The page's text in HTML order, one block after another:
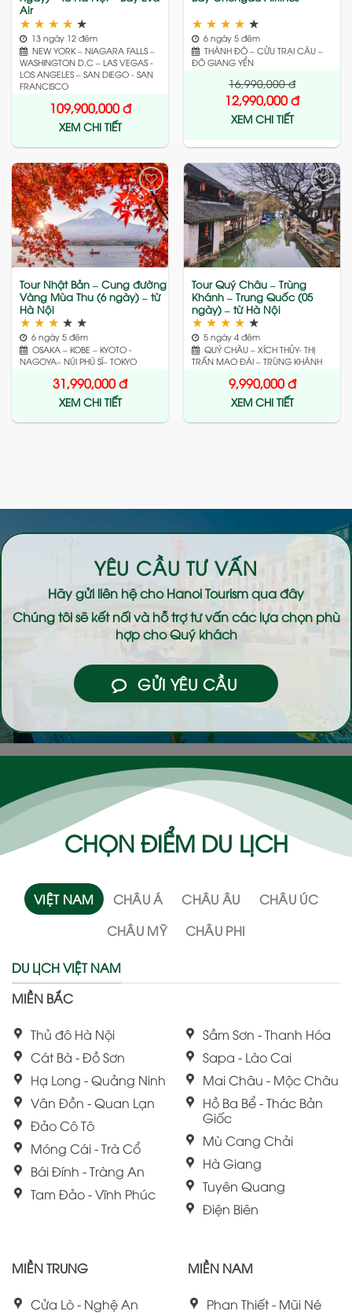
Air
★ ★ ★ ★ ★
13 ngày 12 đêm
NEW YORK – NIAGARA FALLS –
WASHINGTON D.C – LAS VEGAS -
LOS ANGELES – SAN DIEGO - SAN
FRANCISCO
109,900,000đ
XEM CHI TIẾT
★ ★ ★ ★ ★
6 ngày 5 đêm
THÀNH ĐÔ – CỬU TRẠI CÂU –
ĐÔ GIANG YỂN
16,990,000đ
12,990,000đ
XEM CHI TIẾT
Add
to
wishlist
Tour Nhật Bản – Cung đường
Vàng Mùa Thu (6 ngày) – từ
Hà Nội
★ ★ ★ ★ ★
6 ngày 5 đêm
OSAKA – KOBE – KYOTO -
NAGOYA– NÚI PHÚ SĨ– TOKYO
31,990,000đ
XEM CHI TIẾT
Add
to
wishlist
Tour Quý Châu – Trùng
Khánh – Trung Quốc (05
ngày) – từ Hà Nội
★ ★ ★ ★ ★
5 ngày 4 đêm
QUÝ CHÂU – XÍCH THỦY- THỊ
TRẤN MAO ĐÀI – TRÙNG KHÁNH
9,990,000đ
XEM CHI TIẾT
YÊU CẦU TƯ VẤN
Hãy gửi liên hệ choHanoi Tourismqua đây
Chúng tôi sẽ kết nối và hỗ trợ tư vấn các lựa chọn phù
hợp cho Quý khách
GỬI YÊU CẦU
CHỌN ĐIỂM DU LỊCH
VIỆT NAM CHÂU Á CHÂU ÂU
CHÂU ÚC
CHÂU MỸ
CHÂU PHI
DU LỊCH VIỆT NAM
MIỀN BẮC
Thủ đô Hà Nội
Cát Bà - Đồ Sơn
Hạ Long - Quảng Ninh
Vân Đồn - Quan Lạn
Đảo Cô Tô
Móng Cái - Trà Cổ
Bái Đính - Tràng An
Tam Đảo - Vĩnh Phúc
Sầm Sơn - Thanh Hóa
Sapa - Lào Cai
Mai Châu - Mộc Châu
Hồ Ba Bể - Thác Bản
Giốc
Mù Cang Chải
Hà Giang
Tuyên Quang
Điện Biên
MIỀN TRUNG
Cửa Lò - Nghệ An
MIỀN NAM
Phan Thiết - Mũi Né